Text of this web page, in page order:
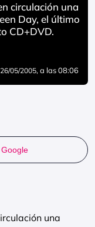
circulación una
Day, el último
CD+DVD.
26/05/2005, a las 08:06
una